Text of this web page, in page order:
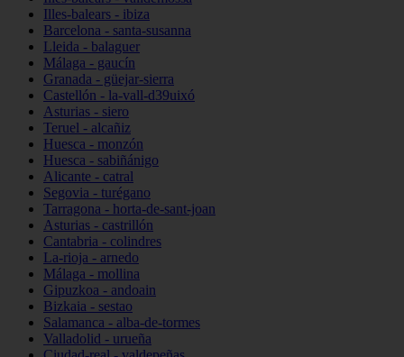
Illes-balears - ibiza
Barcelona - santa-susanna
Lleida - balaguer
Málaga - gaucín
Granada - güejar-sierra
Castellón - la-vall-d39uixó
Asturias - siero
Teruel - alcañiz
Huesca - monzón
Huesca - sabiñánigo
Alicante - catral
Segovia - turégano
Tarragona - horta-de-sant-joan
Asturias - castrillón
Cantabria - colindres
La-rioja - arnedo
Málaga - mollina
Gipuzkoa - andoain
Bizkaia - sestao
Salamanca - alba-de-tormes
Valladolid - urueña